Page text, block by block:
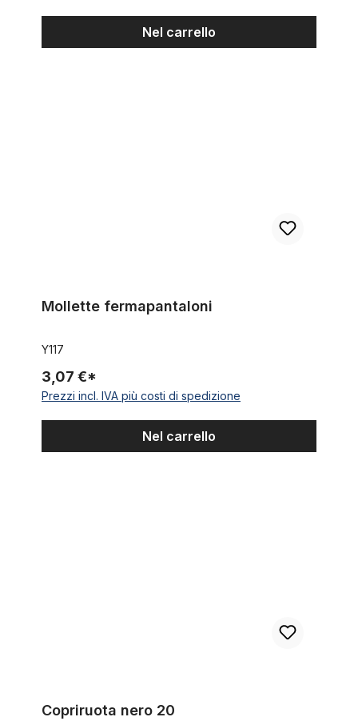
Nel carrello
Mollette fermapantaloni
Y117
3,07 €*
Prezzi incl. IVA più costi di spedizione
Nel carrello
Copriruota nero 20